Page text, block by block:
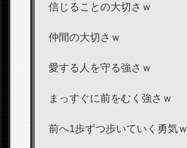
信じることの大切さｗ
仲間の大切さｗ
愛する人を守る強さｗ
まっすぐに前をむく強さｗ
前へ1歩ずつ歩いていく勇気ｗ